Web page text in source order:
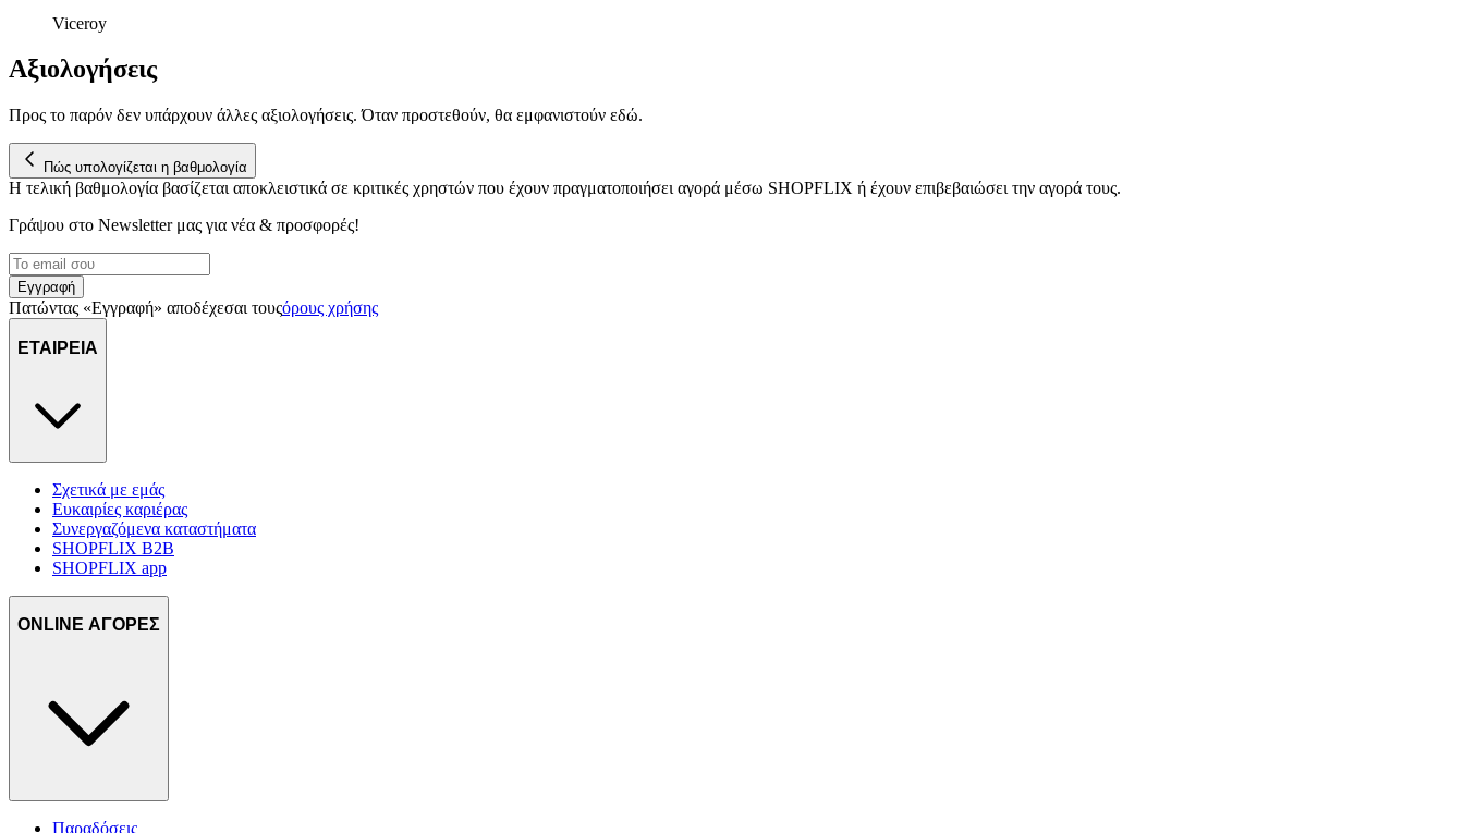
Viceroy
Αξιολογήσεις
Προς το παρόν δεν υπάρχουν άλλες αξιολογήσεις. Όταν προστεθούν, θα εμφανιστούν εδώ.
Πώς υπολογίζεται η βαθμολογία
Η τελική βαθμολογία βασίζεται αποκλειστικά σε κριτικές χρηστών που έχουν πραγματοποιήσει αγορά μέσω SHOPFLIX ή έχουν επιβεβαιώσει την αγορά τους.
Γράψου στο Νewsletter μας για νέα & προσφορές!
Εγγραφή
Πατώντας «Εγγραφή» αποδέχεσαι τουςόρους χρήσης
ΕΤΑΙΡΕΙΑ
Σχετικά με εμάς
Ευκαιρίες καριέρας
Συνεργαζόμενα καταστήματα
SHOPFLIX B2B
SHOPFLIX app
ONLINE ΑΓΟΡΕΣ
Παραδόσεις